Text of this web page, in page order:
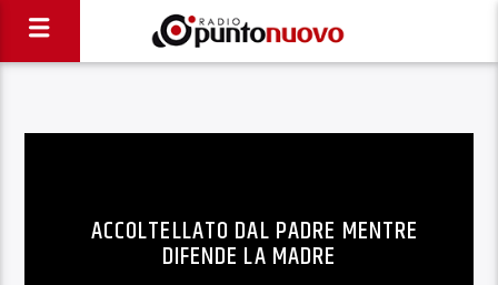
ACCOLTELLATO DAL PADRE MENTRE
DIFENDE LA MADRE